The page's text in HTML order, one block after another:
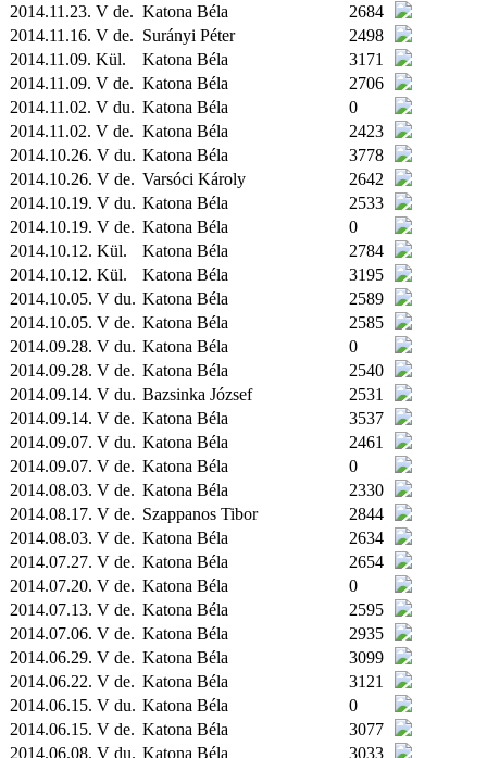
2014.11.23. V de. Katona Béla
2684
2014.11.16. V de. Surányi Péter
2498
2014.11.09. Kül. Katona Béla
3171
2014.11.09. V de. Katona Béla
2706
2014.11.02. V du. Katona Béla
0
2014.11.02. V de. Katona Béla
2423
2014.10.26. V du. Katona Béla
3778
2014.10.26. V de. Varsóci Károly
2642
2014.10.19. V du. Katona Béla
2533
2014.10.19. V de. Katona Béla
0
2014.10.12. Kül. Katona Béla
2784
2014.10.12. Kül. Katona Béla
3195
2014.10.05. V du. Katona Béla
2589
2014.10.05. V de. Katona Béla
2585
2014.09.28. V du. Katona Béla
0
2014.09.28. V de. Katona Béla
2540
2014.09.14. V du. Bazsinka József
2531
2014.09.14. V de. Katona Béla
3537
2014.09.07. V du. Katona Béla
2461
2014.09.07. V de. Katona Béla
0
2014.08.03. V de. Katona Béla
2330
2014.08.17. V de. Szappanos Tibor
2844
2014.08.03. V de. Katona Béla
2634
2014.07.27. V de. Katona Béla
2654
2014.07.20. V de. Katona Béla
0
2014.07.13. V de. Katona Béla
2595
2014.07.06. V de. Katona Béla
2935
2014.06.29. V de. Katona Béla
3099
2014.06.22. V de. Katona Béla
3121
2014.06.15. V du. Katona Béla
0
2014.06.15. V de. Katona Béla
3077
2014.06.08. V du. Katona Béla
3033